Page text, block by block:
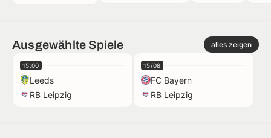
Ausgewählte Spiele alles zeigen
15:00
Leeds
RB Leipzig
15/08
FC Bayern
RB Leipzig